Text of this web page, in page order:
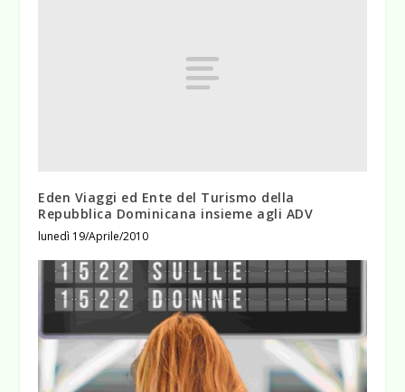
Eden Viaggi ed Ente del Turismo della
Repubblica Dominicana insieme agli ADV
lunedì 19/Aprile/2010